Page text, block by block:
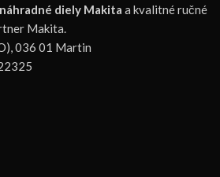
diely Makita a kvalitné ručné
Makita.
036 01 Martin